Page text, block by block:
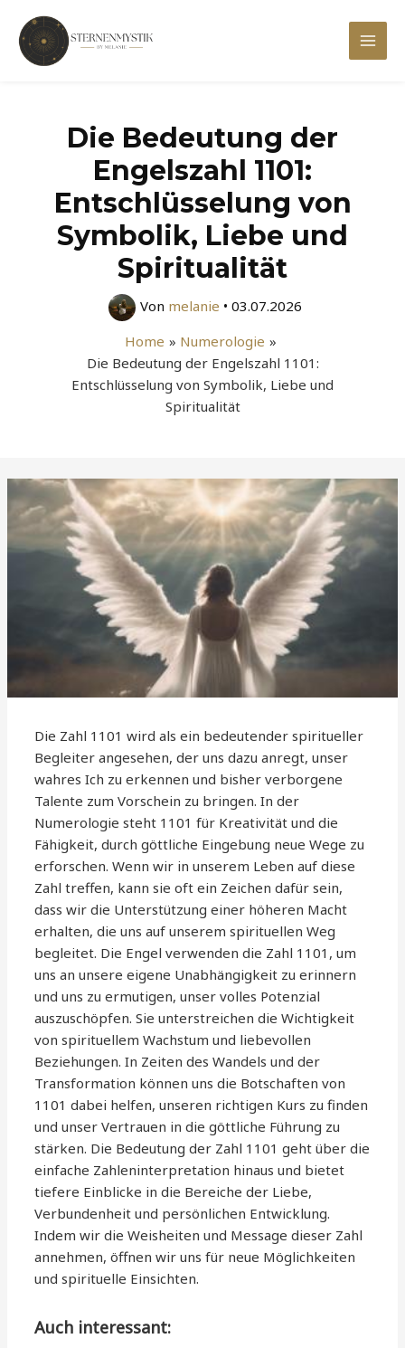
Inhalt
springen
Main
Die Bedeutung der
Engelszahl 1101:
Entschlüsselung von
Symbolik, Liebe und
Spiritualität
Von melanie • 03.07.2026
Home
Numerologie
Die Bedeutung der Engelszahl 1101:
Entschlüsselung von Symbolik, Liebe und
Spiritualität
Die Zahl 1101 wird als ein bedeutender spiritueller
Begleiter angesehen, der uns dazu anregt, unser
wahres Ich zu erkennen und bisher verborgene
Talente zum Vorschein zu bringen. In der
Numerologie steht 1101 für Kreativität und die
Fähigkeit, durch göttliche Eingebung neue Wege zu
erforschen. Wenn wir in unserem Leben auf diese
Zahl treffen, kann sie oft ein Zeichen dafür sein,
dass wir die Unterstützung einer höheren Macht
erhalten, die uns auf unserem spirituellen Weg
begleitet. Die Engel verwenden die Zahl 1101, um
uns an unsere eigene Unabhängigkeit zu erinnern
und uns zu ermutigen, unser volles Potenzial
auszuschöpfen. Sie unterstreichen die Wichtigkeit
von spirituellem Wachstum und liebevollen
Beziehungen. In Zeiten des Wandels und der
Transformation können uns die Botschaften von
1101 dabei helfen, unseren richtigen Kurs zu finden
und unser Vertrauen in die göttliche Führung zu
stärken. Die Bedeutung der Zahl 1101 geht über die
einfache Zahleninterpretation hinaus und bietet
tiefere Einblicke in die Bereiche der Liebe,
Verbundenheit und persönlichen Entwicklung.
Indem wir die Weisheiten und Message dieser Zahl
annehmen, öffnen wir uns für neue Möglichkeiten
und spirituelle Einsichten.
Auch interessant: